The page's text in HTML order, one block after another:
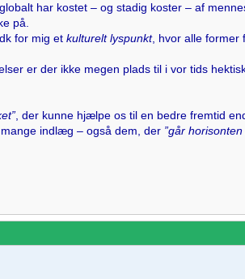
har kostet – og stadig koster – af
på.
for mig et kulturelt lyspunkt, hvor alle former
er der ikke megen plads til i vor tids
, der kunne hjælpe os til en bedre fremtid
indlæg – også dem, der ”går horisonten